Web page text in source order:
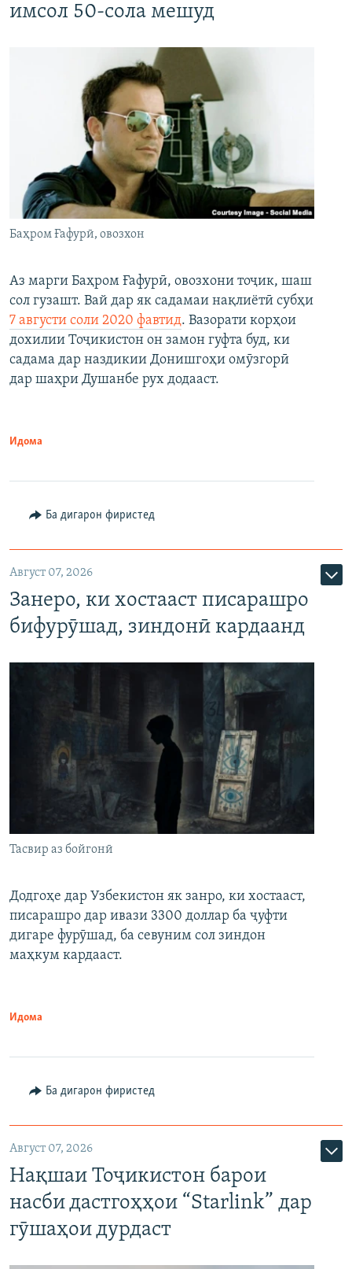
имсол 50-сола мешуд
Баҳром Ғафурӣ, овозхон
Аз марги Баҳром Ғафурӣ, овозхони тоҷик, шаш
сол гузашт. Вай дар як садамаи нақлиётӣ субҳи
7 августи соли 2020 фавтид. Вазорати корҳои
дохилии Тоҷикистон он замон гуфта буд, ки
садама дар наздикии Донишгоҳи омӯзгорӣ
дар шаҳри Душанбе рух додааст.
Идома
Ба дигарон фиристед
Август 07, 2026
Занеро, ки хостааст писарашро
бифурӯшад, зиндонӣ кардаанд
Тасвир аз бойгонӣ
Додгоҳе дар Узбекистон як занро, ки хостааст,
писарашро дар ивази 3300 доллар ба ҷуфти
дигаре фурӯшад, ба севуним сол зиндон
маҳкум кардааст.
Идома
Ба дигарон фиристед
Август 07, 2026
Нақшаи Тоҷикистон барои
насби дастгоҳҳои “Starlink” дар
гӯшаҳои дурдаст